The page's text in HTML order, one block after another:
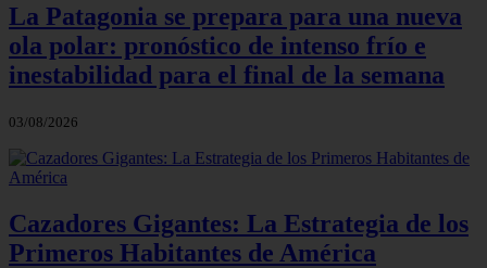
La Patagonia se prepara para una nueva
ola polar: pronóstico de intenso frío e
inestabilidad para el final de la semana
03/08/2026
Cazadores Gigantes: La Estrategia de los
Primeros Habitantes de América